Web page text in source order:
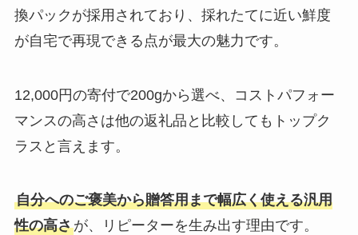
換パックが採用されており、採れたてに近い鮮度
が自宅で再現できる点が最大の魅力です。
12,000円の寄付で200gから選べ、コストパフォー
マンスの高さは他の返礼品と比較してもトップク
ラスと言えます。
自分へのご褒美から贈答用まで幅広く使える汎用
性の高さが、リピーターを生み出す理由です。